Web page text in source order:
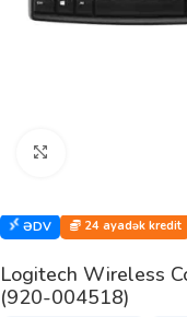
ƏDV 24 ayadək kredit
Logitech Wireless
(920-004518)